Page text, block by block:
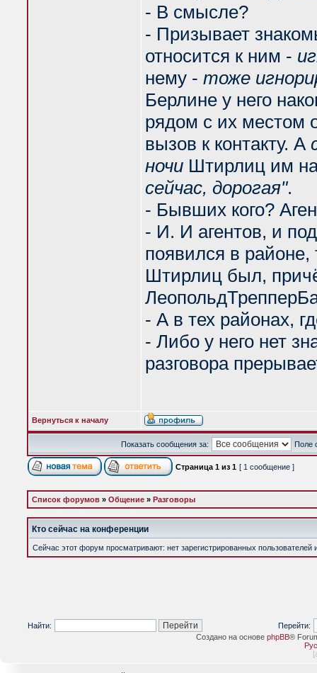
- В смысле?
- Призывает
относится к ним -
нему - тоже
Берлине у него
рядом с их местом
вызов к контакту. А
ночи Штирлиц им
сейчас, дорогая".
- Бывших кого?
- И. И агентов, и
появился в районе,
Штирлиц был,
- А в тех районах,
- Либо у него нет
разговора
Вернуться к началу
Показать сообщения за: Поле
Страница 1 из 1 [ 1 сообщение ]
Список форумов » Общение » Разговоры
Кто сейчас на конференции
Сейчас этот форум просматривают: нет зарегистрированных пользователей
Найти:
Перейти:
Создано на основе phpBB®
[